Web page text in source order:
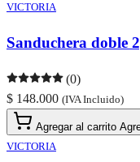
VICTORIA
Sanduchera doble
(0)
$ 148.000 (IVA Incluido)
Agregar al carrito
VICTORIA